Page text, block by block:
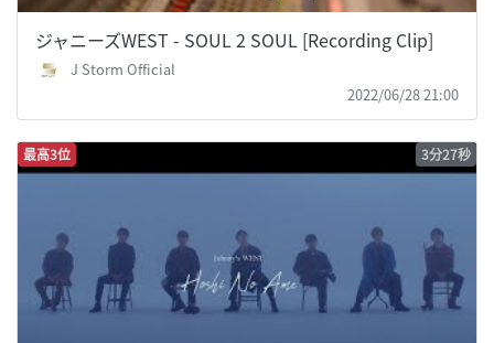
ジャニーズWEST - SOUL 2 SOUL [Recording Clip]
J Storm Official
2022/06/28 21:00
最高3位 3分27秒